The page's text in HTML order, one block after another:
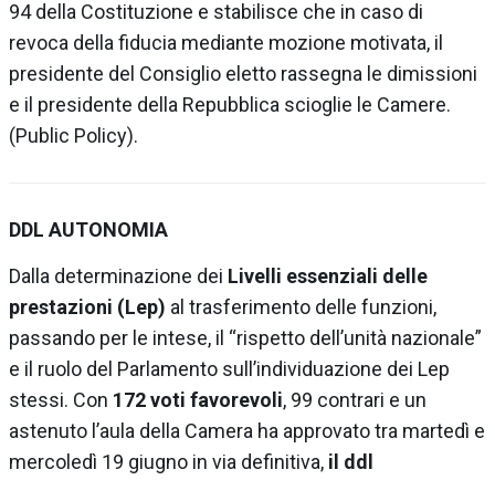
94 della Costituzione e stabilisce che in caso di
revoca della fiducia mediante mozione motivata, il
presidente del Consiglio eletto rassegna le dimissioni
e il presidente della Repubblica scioglie le Camere.
(Public Policy).
DDL AUTONOMIA
Dalla determinazione dei Livelli essenziali delle
prestazioni (Lep) al trasferimento delle funzioni,
passando per le intese, il “rispetto dell’unità nazionale”
e il ruolo del Parlamento sull’individuazione dei Lep
stessi. Con 172 voti favorevoli, 99 contrari e un
astenuto l’aula della Camera ha approvato tra martedì e
mercoledì 19 giugno in via definitiva, il ddl